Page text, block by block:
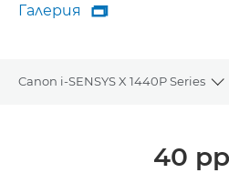
Галерия
Галерия

Canon i-SENSYS X 1440P Series
40